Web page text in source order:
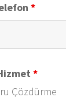
*
*
Çözdürme